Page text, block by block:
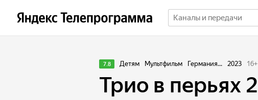
7.8 Детям Мультфильм Германия... 2023 16+
Трио в перьях 2